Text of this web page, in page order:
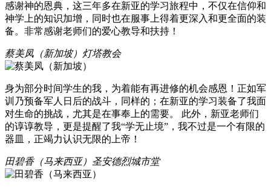
感谢神的恩典，这三年多在新亚的学习旅程中，不仅在信仰和
神学上的知识加增，同时也在服事上得着更深入和更全面的装
备。非常感谢老师们的爱心教导和扶持！
蔡美凤（新加坡） 灯塔教会
身为部分时间学生的我，为着能有再进修的机会感恩！正如军
训乃预备军人日后的战斗，同样的；在新亚的学习装备了我面
对生命的挑战，尤其是在事奉上的需要。 此外，新亚老师们
的谆谆教导，更是提醒了我“学无止境”，我不过是一个有限的
器皿，正竭力认识无限的上帝！
田碧香（马来西亚） 圣安德烈城市堂